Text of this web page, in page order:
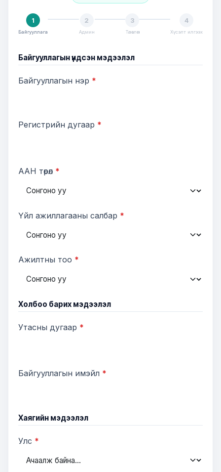
1
Байгууллага
2
Админ
3
Төлөвлөгөө
4
Хүсэлт илгээх
Байгууллагын үндсэн мэдээлэл
Байгууллагын нэр *
Регистрийн дугаар *
ААН төрөл *
Үйл ажиллагааны салбар *
Ажилтны тоо *
Холбоо барих мэдээлэл
Утасны дугаар *
Байгууллагын имэйл *
Хаягийн мэдээлэл
Улс *